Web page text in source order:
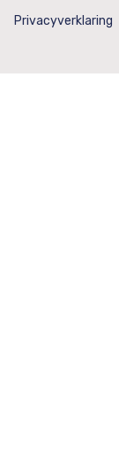
Privacyverklaring